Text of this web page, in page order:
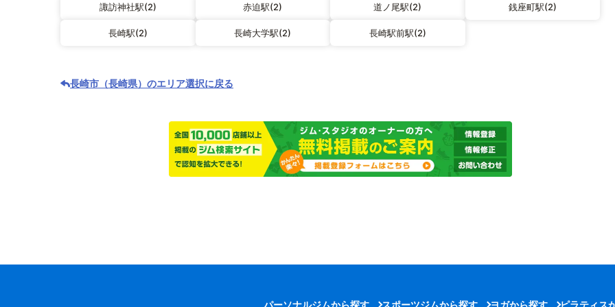
諏訪神社駅(2) 赤迫駅(2) 道ノ尾駅(2) 銭座町駅(2)
長崎駅(2) 長崎大学駅(2) 長崎駅前駅(2)
長崎市（長崎県）のエリア選択に戻る
パーソナルジムから探す スポーツジムから探す ヨガから探す ピラティス